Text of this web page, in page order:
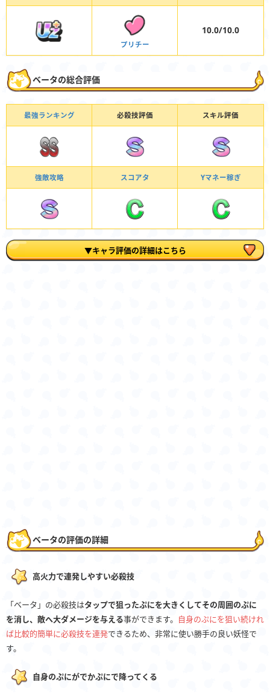
プリチー
10.0/10.0
ベータの総合評価
最強ランキング 必殺技評価 スキル評価
強敵攻略 スコアタ Yマネー稼ぎ
▼キャラ評価の詳細はこちら
ベータの評価の詳細
高火力で連発しやすい必殺技
「ベータ」の必殺技はタップで狙ったぷにを大きくしてその周囲のぷに
を消し、敵へ大ダメージを与える事ができます。 自身のぷにを狙い続けれ
ば比較的簡単に必殺技を連発できるため、非常に使い勝手の良い妖怪で
す。
自身のぷにがでかぷにで降ってくる